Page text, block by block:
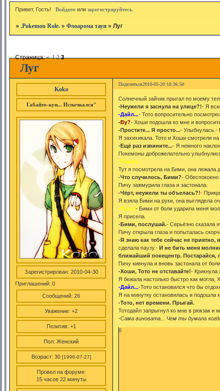
Привет, Гость! Войдитеили зарегистрируйтесь.
».Pokemon Role. »Флоарома таун »Луг
Луг
Страница:« 1 2 3
Поделиться2010-05-20 18:36:50
Koko
Габайто-кун... Испачкался"
Зарегистрирован: 2010-04-30
Приглашений: 0
Сообщений: 26
Уважение: +2
Позитив: +1
Пол: Женский
Возраст: 30 [1996-07-27]
Провел на форуме:
15 часов 22 минуты
Солнечный зайчик прыгал по моему
-Неужели я заснула на улице?!- Я
-Дайл...- Тото вопросительно
-Ву?- Хоши подошла ко мне и
-Простите... Я просто...- Улыбнулась.-
Я захихикала. Тото и Хоши смотрели
-Ещё раз извините...- Я немного
Покемоны доброжелательно
-Пииич...
Тут я посмотрела на Бими, она лежала
-Что случилось, Бими?- Обеспокоено
Пичу зажмурила глаза и застонала.
-Чёрт, неужели ты объелась?!-
Я взяла Бими на руки, она выглядела
-Пичу!- Бими от боли ударила меня
Я присела.
-Бими, послушай.- Серьёзно сказала
Пичу открыла глаза и попыталась
-Я знаю как тебе сейчас не
сделала паузу.-И не бить меня
ближайший покецентр. Постарайся,
Пичу кивнула и вновь застонала от
-Хоши, Тото не отставайте!- Крикнула
Я бежала настолько быстро как
-Дайл...-Тото остановился что бы
Я на минутку остановилась и подошла
-Тото, нет времени. Прыгай.
Тотодайл запрыгнул ко мне в рюкзак и
-Сама виновата... Чем ты думала
0